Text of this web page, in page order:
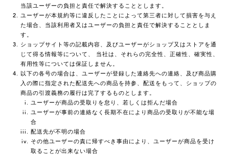
当該ユーザーの負担と責任で解決することとします。
ユーザーが本規約等に違反したことによって第三者に対して損害を与え
た場合、当該利用者又はユーザーの負担と責任で解決することとしま
す。
ショップサイト等の記載内容、及びユーザーがショップ又はストアを通
じて得る情報等について、 当社は、それらの完全性、正確性、確実性、
有用性等については保証しません。
以下の各号の場合は、ユーザーが登録した連絡先への連絡、及び商品購
入の際に指定された配送先への商品を持参、配送をもって、ショップの
商品の引渡義務の履行は完了するものとします。
ユーザーが商品の受取りを怠り、若しくは拒んだ場合
ユーザーが事前の連絡なく長期不在により商品の受取りが不能な場
合
配送先が不明の場合
その他ユーザーの責に帰すべき事由により、ユーザーが商品を受け
取ることが出来ない場合